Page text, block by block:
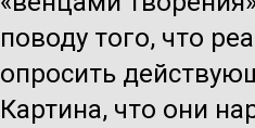
поводу того, что
опросить
Картина, что они